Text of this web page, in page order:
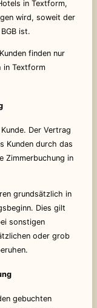
in Textform,
wird, soweit der
ist.
finden nur
in Textform
Der Vertrag
Kunden durch das
Zimmerbuchung in
grundsätzlich in
Dies gilt
sonstigen
oder grob
gebuchten